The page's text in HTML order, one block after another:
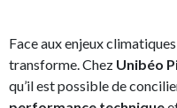
Face aux enjeux
transforme. Chez Unibéo
qu’il est possible de